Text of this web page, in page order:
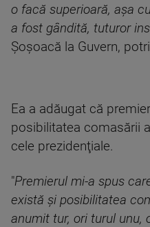
o facă superioară, aşa
a fost gândită, tuturor
Şoşoacă la Guvern,
Ea a adăugat că
posibilitatea comasării
cele prezidenţiale.
"Premierul mi-a spus
există şi posibilitatea
anumit tur, ori turul unu,